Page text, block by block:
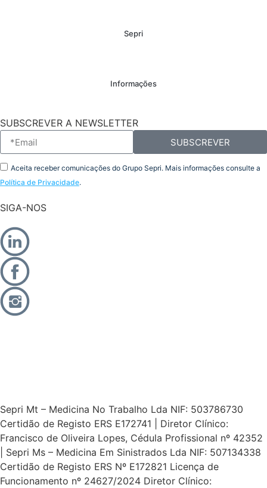
Sepri
Informações
SUBSCREVER A NEWSLETTER
Aceita receber comunicações do Grupo Sepri. Mais informações consulte a
Política de Privacidade.
SUBSCREVER
SIGA-NOS
Sepri Mt – Medicina No Trabalho Lda NIF: 503786730
Certidão de Registo ERS E172741 | Diretor Clínico:
Francisco de Oliveira Lopes, Cédula Profissional nº 42352
| Sepri Ms – Medicina Em Sinistrados Lda NIF: 507134338
Certidão de Registo ERS Nº E172821 Licença de
Funcionamento nº 24627/2024 Diretor Clínico: